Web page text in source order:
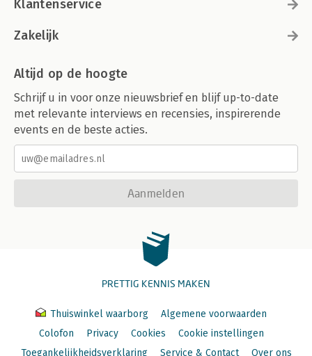
Klantenservice
Zakelijk
Altijd op de hoogte
Schrijf u in voor onze nieuwsbrief en blijf up-to-date
met relevante interviews en recensies, inspirerende
events en de beste acties.
Aanmelden
PRETTIG KENNIS MAKEN
Thuiswinkel waarborg
Algemene voorwaarden
Colofon
Privacy Cookies
Cookie instellingen
Toegankelijkheidsverklaring
Service & Contact Over ons